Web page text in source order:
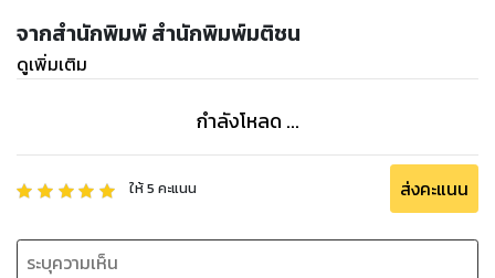
จากสำนักพิมพ์ สำนักพิมพ์มติชน
ดูเพิ่มเติม
กำลังโหลด ...
ให้5 คะแนน ส่งคะแนน